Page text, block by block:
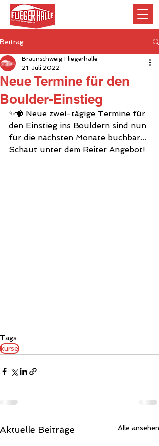
Beitrag
Neue Termine für den
Boulder-Einstieg
Braunschweig Fliegerhalle
21. Juli 2022
✨🐝 Neue zwei-tägige Termine für
den Einstieg ins Bouldern sind nun
für die nächsten Monate buchbar...
Schaut unter dem Reiter Angebot!
Tags:
kurse
Aktuelle Beiträge Alle ansehen